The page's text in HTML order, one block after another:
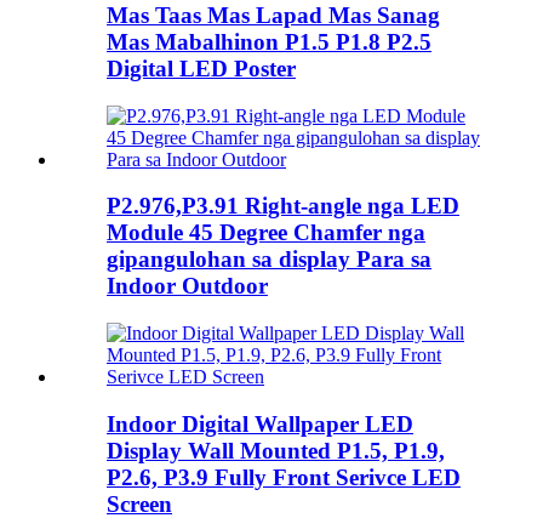
Mas Taas Mas Lapad Mas Sanag
Mas Mabalhinon P1.5 P1.8 P2.5
Digital LED Poster
P2.976,P3.91 Right-angle nga LED
Module 45 Degree Chamfer nga
gipangulohan sa display Para sa
Indoor Outdoor
Indoor Digital Wallpaper LED
Display Wall Mounted P1.5, P1.9,
P2.6, P3.9 Fully Front Serivce LED
Screen